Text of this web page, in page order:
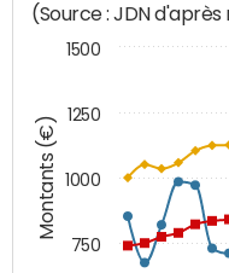
Montants (€)
(Source : JDN
750
1000
1250
1500